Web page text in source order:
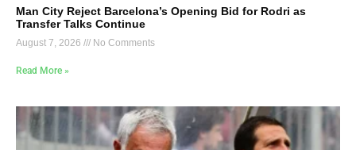
Man City Reject Barcelona’s Opening Bid for Rodri as
Transfer Talks Continue
August 7, 2026 No Comments
Read More »